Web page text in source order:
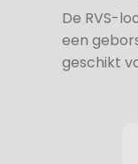
De RVS-
een
geschikt